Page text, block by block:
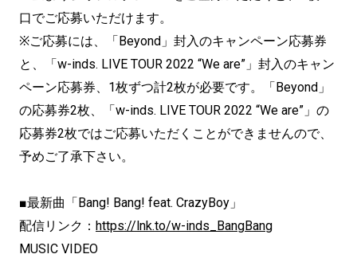
口でご応募いただけます。
※ご応募には、「Beyond」封入のキャンペーン応募券
と、「 w-inds. LIVE TOUR 2022 “We are”」封入のキャン
ペーン応募券、 1枚ずつ計2枚が必要です。「Beyond」
の応募券2枚、「 w-inds. LIVE TOUR 2022 “We are”」 の
応募券2枚ではご応募いただくことができませんので、
予めご了承下さい。
■最新曲「Bang! Bang! feat. CrazyBoy」
配信リンク： https://lnk.to/w-inds_BangBang
MUSIC VIDEO